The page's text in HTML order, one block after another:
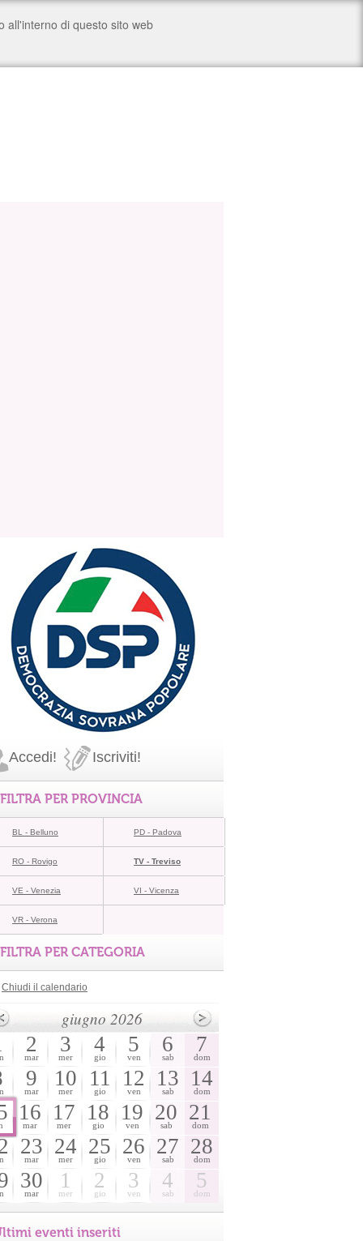
Accedi! Iscriviti!
FILTRA PER PROVINCIA
BL - Belluno PD - Padova
RO - Rovigo TV - Treviso
VE - Venezia VI - Vicenza
VR - Verona
FILTRA PER CATEGORIA
Chiudi il calendario
giugno 2026
2
mar
3
mer
4
gio
5
ven
6
sab
7
dom
9
mar
10
mer
11
gio
12
ven
13
sab
14
dom
16
mar
17
mer
18
gio
19
ven
20
sab
21
dom
23
mar
24
mer
25
gio
26
ven
27
sab
28
dom
30
mar
1
mer
2
gio
3
ven
4
sab
5
dom
eventi inseriti